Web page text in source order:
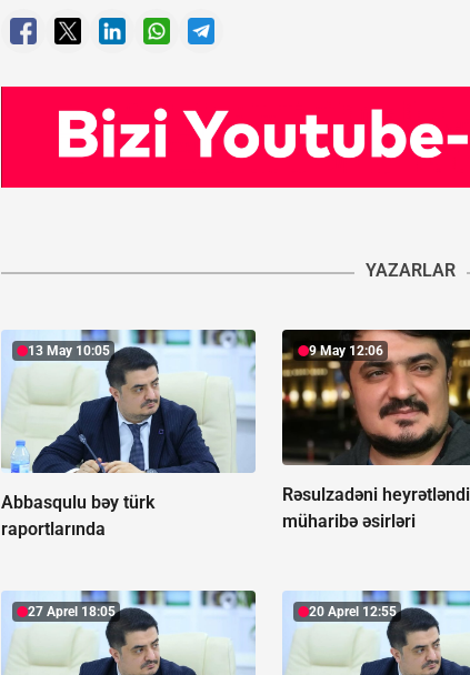
YAZARLAR
13 May 10:05
Abbasqulu bəy türk
raportlarında
9 May 12:06
Rəsulzadəni
müharibə əsirləri
27 Aprel 18:05 20 Aprel 12:55